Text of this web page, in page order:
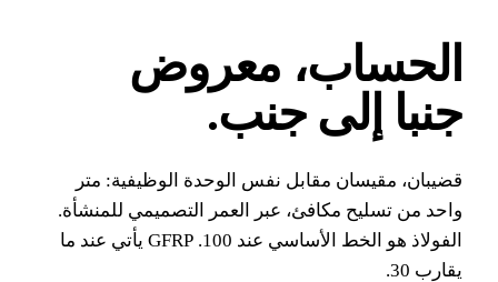
معروض
إلى جنب.
مقيسان مقابل نفس الوحدة الوظيفية: متر
من تسليح مكافئ، عبر العمر التصميمي للمنشأة.
الفولاذ هو الخط الأساسي عند 100. GFRP يأتي عند ما
30.